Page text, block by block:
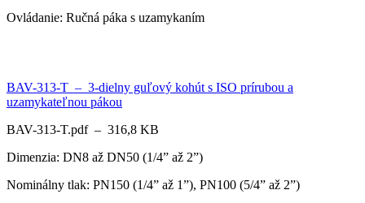
Ovládanie: Ručná páka s uzamykaním
BAV-313-T – 3-dielny guľový kohút s ISO prírubou a
uzamykateľnou pákou
BAV-313-T.pdf – 316,8 KB
Dimenzia: DN8 až DN50 (1/4” až 2”)
Nominálny tlak: PN150 (1/4” až 1”), PN100 (5/4” až 2”)